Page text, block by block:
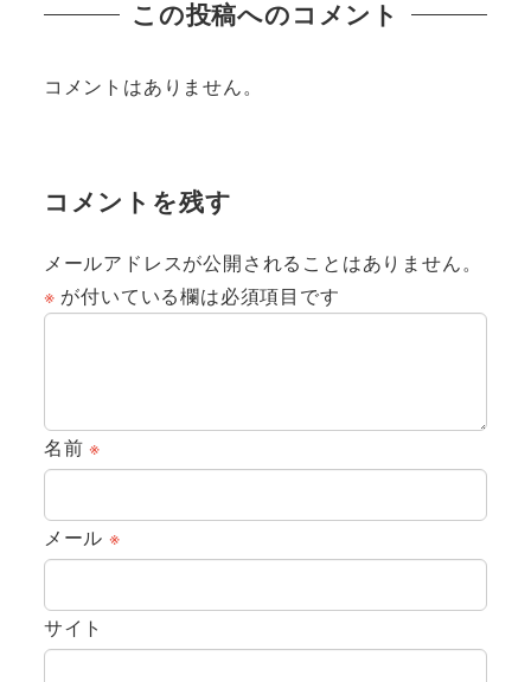
この投稿へのコメント
コメントはありません。
コメントを残す
メールアドレスが公開されることはありません。
※ が付いている欄は必須項目です
名前※
メール ※
サイト